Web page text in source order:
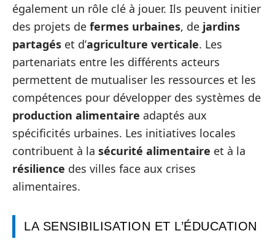
également un rôle clé à jouer. Ils peuvent initier
des projets de fermes urbaines, de jardins
partagés et d’agriculture verticale. Les
partenariats entre les différents acteurs
permettent de mutualiser les ressources et les
compétences pour développer des systèmes de
production alimentaire adaptés aux
spécificités urbaines. Les initiatives locales
contribuent à la sécurité alimentaire et à la
résilience des villes face aux crises
alimentaires.
LA SENSIBILISATION ET L’ÉDUCATION